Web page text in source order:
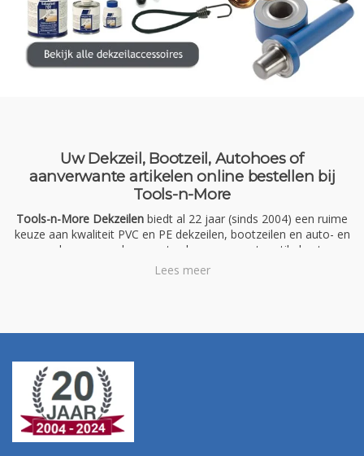
Uw Dekzeil, Bootzeil, Autohoes of
aanverwante artikelen online bestellen bij
Tools-n-More
Tools-n-More Dekzeilen biedt al 22 jaar (sinds 2004) een ruime
keuze aan kwaliteit PVC en PE dekzeilen, bootzeilen en auto- en
camper hoezen en daarnaast vele aanverwante artikelen tegen
zeer scherpe (internet)prijzen!
het onafhankelijk review systeem van
Bestel eenvoudig online
Vandaag besteld = binnen 24 uur verzonden (m.u.v. het
Verzendkosten (NL): Wij rekenen slechts € 7,95 voor een pakket
Lees meer